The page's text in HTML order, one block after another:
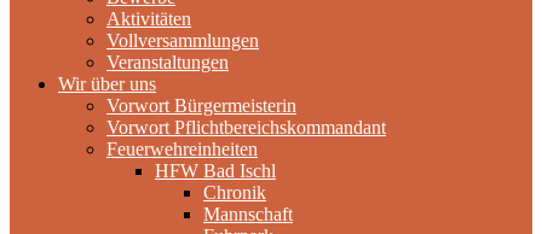
Aktivitäten
Vollversammlungen
Veranstaltungen
Wir über uns
Vorwort Bürgermeisterin
Vorwort Pflichtbereichskommandant
Feuerwehreinheiten
HFW Bad Ischl
Chronik
Mannschaft